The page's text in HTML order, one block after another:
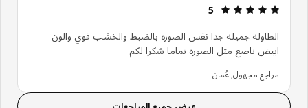
مراجعة التقييم: 5 من أصل 5 النجوم.
5
الطاوله جميله جدا نفس الصوره بالضبط والخشب قوي والون
ابيض ناصع مثل الصوره تماما شكرا لكم
مراجع مجهول, عُمان